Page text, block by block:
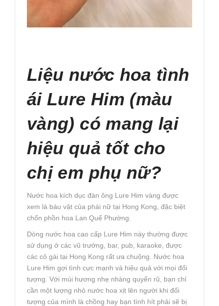
Liệu nước hoa tình
ái Lure Him (màu
vàng) có mang lại
hiệu quả tốt cho
chị em phụ nữ?
Nước hoa kích dục đàn ông Lure Him vàng được
xem là báu vật của phái nữ tại Hong Kong, đặc biệt
chốn phồn hoa Lan Quế Phường.
Dòng nước hoa cao cấp Lure Him này thường được
sử dụng ở các vũ trường, bar, pub, karaoke, được
các cô gái tại Hong Kong rất ưa chuộng. Nước hoa
Lure Him gợi tình cực mạnh và hiệu quả với mọi đối
tượng. Với mùi hương nhẹ nhàng quyến rũ, bạn chỉ
cần một lượng nhỏ nước hoa xịt lên người khi đối
tượng của mình là chồng hay bạn tình hít phải sẽ bị